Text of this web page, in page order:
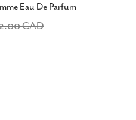
Eau De Parfum
CAD